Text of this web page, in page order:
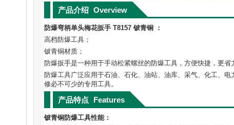
产品介绍 Overview
防爆弯柄单头梅花扳手 T8157 铍青铜 ：
高档防爆工具；
铍青铜材质；
防爆扳手是一种用于手动松紧螺丝的防爆工具，方便快捷，更省
防爆工具广泛应用于石油、石化、油站、油库、采气、化工、
修必不可少的专用工具。
产品特点 Features
铍青铜防爆工具性能：